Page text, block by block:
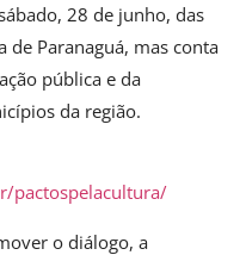
28 de junho, das
de Paranaguá, mas conta
pública e da
da região.
pactospelacultura/
o diálogo, a